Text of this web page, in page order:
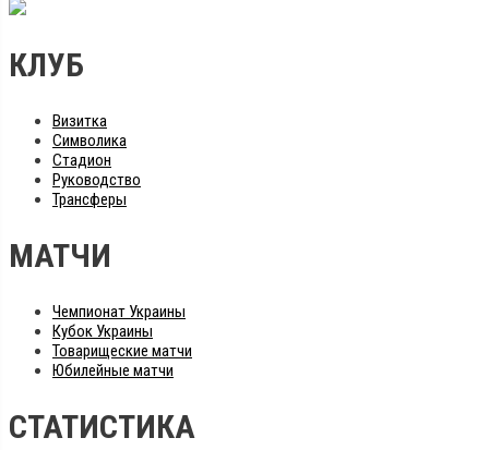
КЛУБ
Визитка
Символика
Стадион
Руководство
Трансферы
МАТЧИ
Чемпионат Украины
Кубок Украины
Товарищеские матчи
Юбилейные матчи
СТАТИСТИКА